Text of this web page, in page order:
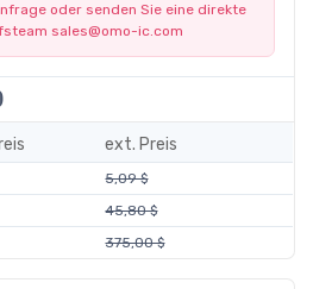
oder senden Sie eine direkte
sales@omo-ic.com
ext. Preis
5,09 $
45,80 $
375,00 $